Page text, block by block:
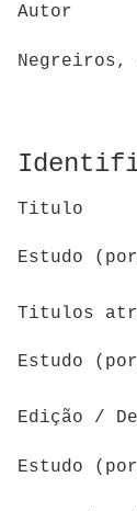
Autor
Negreiros,
Titulo
Estudo
Titulos
Estudo
Edição /
Estudo